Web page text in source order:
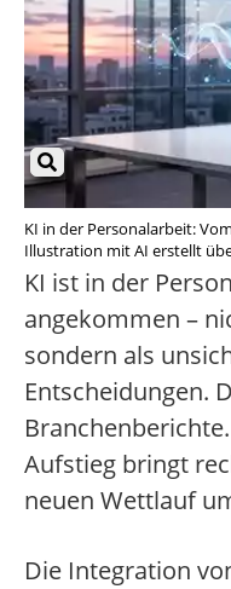
KI in der Personalarbeit:
Illustration mit AI erstellt
KI ist in der
angekommen –
sondern als
Entscheidungen.
Aufstieg bringt
neuen Wettlauf
Die Integration